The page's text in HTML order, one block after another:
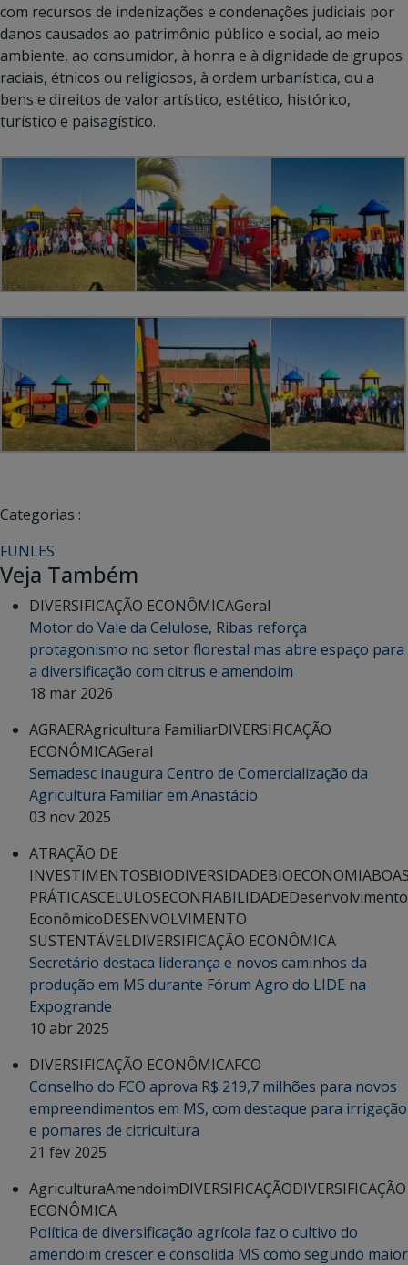
com recursos de indenizações e condenações judiciais por
danos causados ao patrimônio público e social, ao meio
ambiente, ao consumidor, à honra e à dignidade de grupos
raciais, étnicos ou religiosos, à ordem urbanística, ou a
bens e direitos de valor artístico, estético, histórico,
turístico e paisagístico.
Categorias :
FUNLES
Veja Também
DIVERSIFICAÇÃO ECONÔMICAGeral
Motor do Vale da Celulose, Ribas reforça
protagonismo no setor florestal mas abre espaço para
a diversificação com citrus e amendoim
18 mar 2026
AGRAERAgricultura FamiliarDIVERSIFICAÇÃO
ECONÔMICAGeral
Semadesc inaugura Centro de Comercialização da
Agricultura Familiar em Anastácio
03 nov 2025
ATRAÇÃO DE
INVESTIMENTOSBIODIVERSIDADEBIOECONOMIA
PRÁTICASCELULOSECONFIABILIDADEDesenvolvimento
EconômicoDESENVOLVIMENTO
SUSTENTÁVELDIVERSIFICAÇÃO ECONÔMICA
Secretário destaca liderança e novos caminhos da
produção em MS durante Fórum Agro do LIDE na
Expogrande
10 abr 2025
DIVERSIFICAÇÃO ECONÔMICAFCO
Conselho do FCO aprova R$ 219,7 milhões para novos
empreendimentos em MS, com destaque para irrigação
e pomares de citricultura
21 fev 2025
AgriculturaAmendoimDIVERSIFICAÇÃODIVERSIFICAÇÃO
ECONÔMICA
Política de diversificação agrícola faz o cultivo do
amendoim crescer e consolida MS como segundo maior